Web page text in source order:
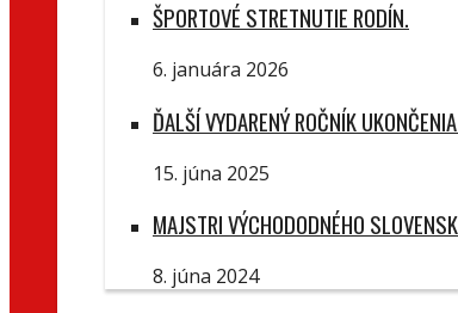
ŠPORTOVÉ STRETNUTIE RODÍN.
6. januára 2026
ĎALŠÍ VYDARENÝ ROČNÍK
15. júna 2025
MAJSTRI VÝCHODODNÉHO
8. júna 2024